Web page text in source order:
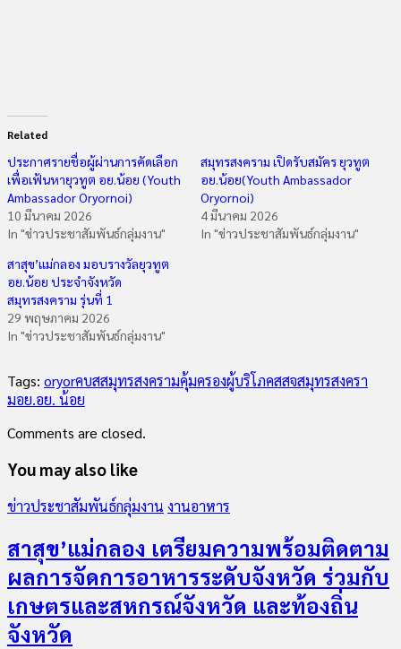
Related
ประกาศรายชื่อผู้ผ่านการคัดเลือก
เพื่อเฟ้นหายุวทูต อย.น้อย (Youth
Ambassador Oryornoi)
10 มีนาคม 2026
In "ข่าวประชาสัมพันธ์กลุ่มงาน"
สมุทรสงคราม เปิดรับสมัคร ยุวทูต
อย.น้อย(Youth Ambassador
Oryornoi)
4 มีนาคม 2026
In "ข่าวประชาสัมพันธ์กลุ่มงาน"
สาสุข’แม่กลอง มอบรางวัลยุวทูต
อย.น้อย ประจำจังหวัด
สมุทรสงคราม รุ่นที่ 1
29 พฤษภาคม 2026
In "ข่าวประชาสัมพันธ์กลุ่มงาน"
Tags: oryorคบสสมุทรสงครามคุ้มครองผู้บริโภคสสจสมุทรสงครา
มอย.อย. น้อย
Comments are closed.
You may also like
ข่าวประชาสัมพันธ์กลุ่มงาน งานอาหาร
สาสุข’แม่กลอง เตรียมความพร้อมติดตาม
ผลการจัดการอาหารระดับจังหวัด ร่วมกับ
เกษตรและสหกรณ์จังหวัด และท้องถิ่น
จังหวัด